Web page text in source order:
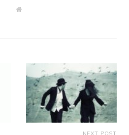
W
NEXT POST